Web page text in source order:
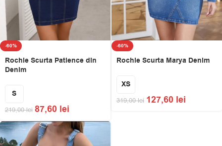
-60%
Rochie Scurta Patience din
Denim
S
219,00lei 87,60 lei
-60%
Rochie Scurta Marya Denim
XS
319,00lei 127,60 lei